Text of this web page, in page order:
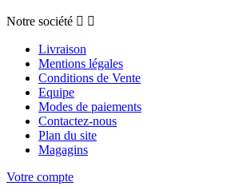
Notre société  
Livraison
Mentions légales
Conditions de Vente
Equipe
Modes de paiements
Contactez-nous
Plan du site
Magagins
Votre compte